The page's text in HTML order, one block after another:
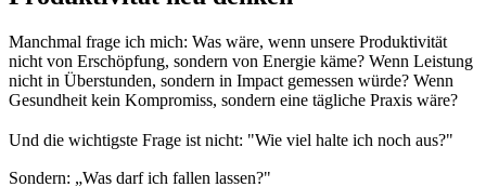
Manchmal frage ich mich: Was wäre, wenn unsere Produktivität
nicht von Erschöpfung, sondern von Energie käme? Wenn Leistung
nicht in Überstunden, sondern in Impact gemessen würde? Wenn
Gesundheit kein Kompromiss, sondern eine tägliche Praxis wäre?
Und die wichtigste Frage ist nicht: "Wie viel halte ich noch aus?"
Sondern: „Was darf ich fallen lassen?"